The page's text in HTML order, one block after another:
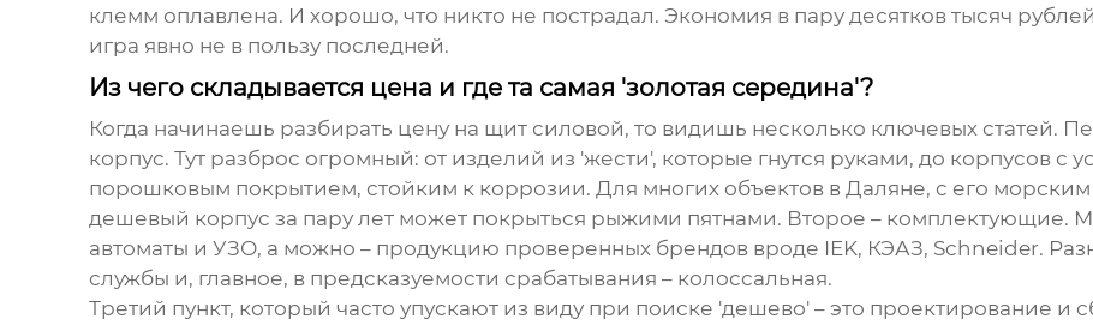
клемм оплавлена. И хорошо, что никто не пострадал. Экономия в пару десятков тысяч
игра явно не в пользу последней.
Из чего складывается цена и где та самая 'золотая середина'?
Когда начинаешь разбирать цену на щит силовой, то видишь несколько ключевых статей.
корпус. Тут разброс огромный: от изделий из 'жести', которые гнутся руками, до корпусов с
порошковым покрытием, стойким к коррозии. Для многих объектов в Даляне, с его
дешевый корпус за пару лет может покрыться рыжими пятнами. Второе – комплектующие.
автоматы и УЗО, а можно – продукцию проверенных брендов вроде IEK, КЭАЗ, Schneider.
службы и, главное, в предсказуемости срабатывания – колоссальная.
Третий пункт, который часто упускают из виду при поиске 'дешево' – это проектирование и